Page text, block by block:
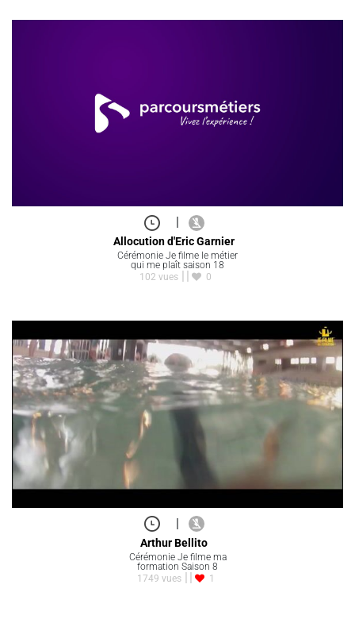
Allocution d'Eric Garnier
Cérémonie Je filme le métier
qui me plaît saison 18
102 vues
0
|
Arthur Bellito
Cérémonie Je filme ma
formation Saison 8
1749 vues
1